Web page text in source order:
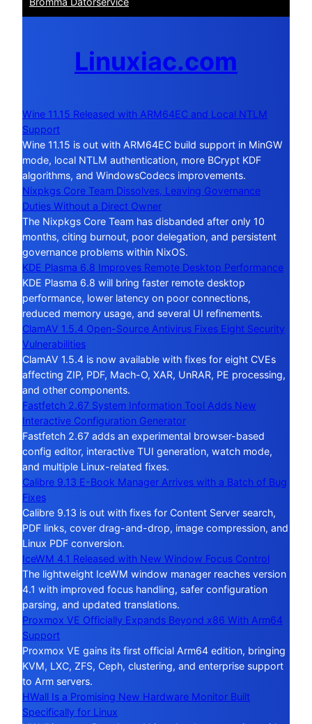
Linuxiac.com
Wine 11.15 Released with ARM64EC and Local NTLM
Support
Wine 11.15 is out with ARM64EC build support in MinGW
mode, local NTLM authentication, more BCrypt KDF
algorithms, and WindowsCodecs improvements.
Nixpkgs Core Team Dissolves, Leaving Governance
Duties Without a Direct Owner
The Nixpkgs Core Team has disbanded after only 10
months, citing burnout, poor delegation, and persistent
governance problems within NixOS.
KDE Plasma 6.8 Improves Remote Desktop Performance
KDE Plasma 6.8 will bring faster remote desktop
performance, lower latency on poor connections,
reduced memory usage, and several UI refinements.
ClamAV 1.5.4 Open-Source Antivirus Fixes Eight Security
Vulnerabilities
ClamAV 1.5.4 is now available with fixes for eight CVEs
affecting ZIP, PDF, Mach-O, XAR, UnRAR, PE processing,
and other components.
Fastfetch 2.67 System Information Tool Adds New
Interactive Configuration Generator
Fastfetch 2.67 adds an experimental browser-based
config editor, interactive TUI generation, watch mode,
and multiple Linux-related fixes.
Calibre 9.13 E-Book Manager Arrives with a Batch of Bug
Fixes
Calibre 9.13 is out with fixes for Content Server search,
PDF links, cover drag-and-drop, image compression, and
Linux PDF conversion.
IceWM 4.1 Released with New Window Focus Control
The lightweight IceWM window manager reaches version
4.1 with improved focus handling, safer configuration
parsing, and updated translations.
Proxmox VE Officially Expands Beyond x86 With Arm64
Support
Proxmox VE gains its first official Arm64 edition, bringing
KVM, LXC, ZFS, Ceph, clustering, and enterprise support
to Arm servers.
HWall Is a Promising New Hardware Monitor Built
Specifically for Linux